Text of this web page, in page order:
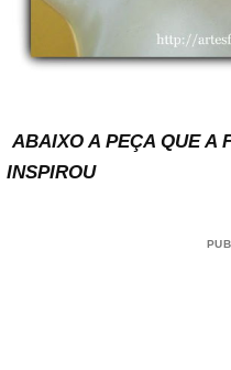
ABAIXO A PEÇA QUE A
INSPIROU